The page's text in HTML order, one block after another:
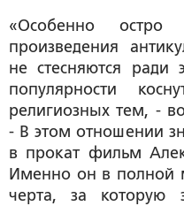
«Особенно остро
произведения
не стесняются ради
популярности
религиозных тем, -
- В этом отношении
в прокат фильм
Именно он в полной
черта, за которую